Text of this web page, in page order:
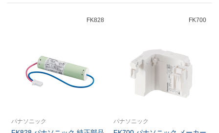
FK828
パナソニック
FK700
パナソニック